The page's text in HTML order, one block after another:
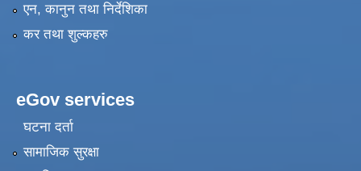
एन, कानुन तथा निर्देशिका
कर तथा शुल्कहरु
eGov services
घटना दर्ता
सामाजिक सुरक्षा